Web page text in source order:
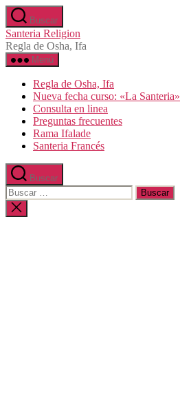
Saltar
al
contenido
Buscar
Santeria Religion
Regla de Osha, Ifa
Menú
Regla de Osha, Ifa
Nueva fecha curso: «La Santeria»
Consulta en linea
Preguntas frecuentes
Rama Ifalade
Santeria Francés
Buscar
Buscar:
Cerrar
la